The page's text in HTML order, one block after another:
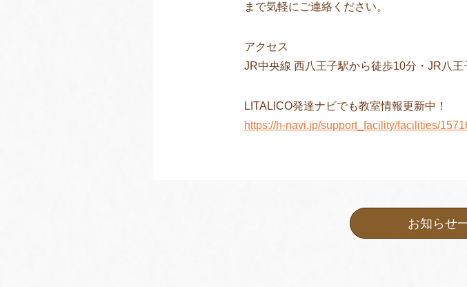
まで気軽にご連絡ください。
アクセス
JR中央線 西八王子駅から徒歩10分・JR八
LITALICO発達ナビでも教室情報更新中！
https://h-navi.jp/support_facility/facilities/
お知らせ